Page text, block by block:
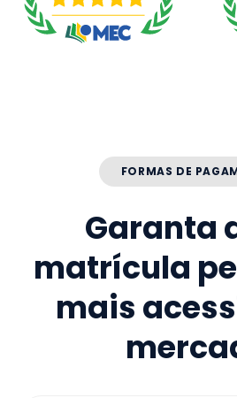
FORMAS DE
Garanta
matrícula
mais